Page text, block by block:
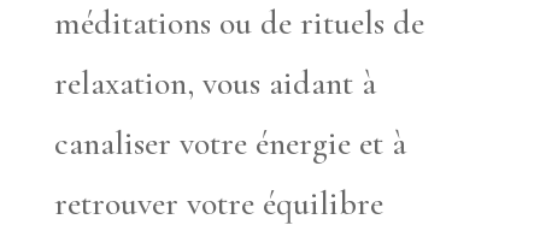
méditations ou de rituels de
relaxation, vous aidant à
canaliser votre énergie et à
retrouver votre équilibre